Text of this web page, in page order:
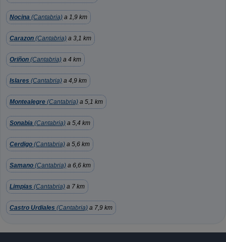
Nocina (Cantabria) a 1,9 km
Carazon (Cantabria) a 3,1 km
Oriñon (Cantabria) a 4 km
Islares (Cantabria) a 4,9 km
Montealegre (Cantabria) a 5,1 km
Sonabia (Cantabria) a 5,4 km
Cerdigo (Cantabria) a 5,6 km
Samano (Cantabria) a 6,6 km
Limpias (Cantabria) a 7 km
Castro Urdiales (Cantabria) a 7,9 km